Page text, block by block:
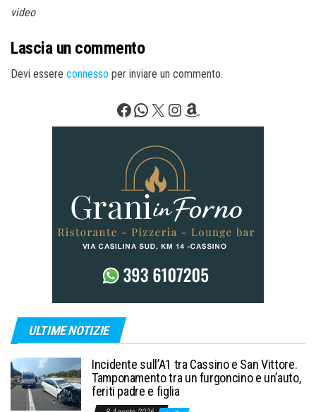
video
Lascia un commento
Devi essere connesso per inviare un commento.
Facebook
WhatsApp
X Instagram
Amazon
ULTIME NOTIZIE
Incidente sull’A1 tra Cassino e San Vittore.
Tamponamento tra un furgoncino e un’auto,
feriti padre e figlia